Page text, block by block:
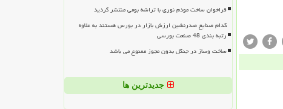
فراخوان ساخت مودم نوری با تراشه بومی منتشر گردید
کدام صنایع صدرنشین ارزش بازار در بورس هستند به علاوه
رتبه بندی 48 صنعت بورسی
ساخت وساز در جنگل بدون مجوز ممنوع می باشد
جدیدترین ها